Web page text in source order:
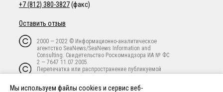
+7 (812) 380-3827(факс)
Оставить отзыв
Мы используем файлы cookies и сервис веб-
2000 — 2022 © Информационно-аналитическое
агентство SeaNews/SeaNews Information and
Consulting. Свидетельство Роскомнадзора ИА № ФС
2 — 7647 11.07.2005.
Перепечатка или распространение публикуемой
запрещены без письменного предварительного
согласия владельца авторских прав.